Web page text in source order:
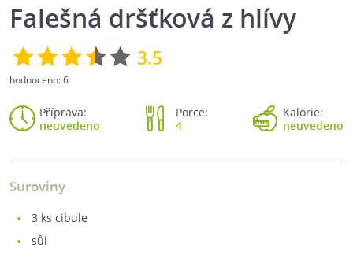
Falešná dršťková z hlívy
3.5
hodnoceno:6
Příprava:
neuvedeno
Porce:
4
Kalorie:
neuvedeno
Suroviny
3 ks cibule
sůl